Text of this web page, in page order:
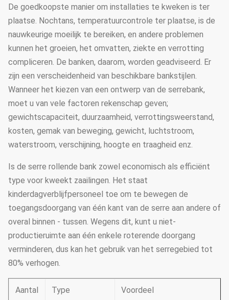
De goedkoopste manier om installaties te kweken is ter
plaatse. Nochtans, temperatuurcontrole ter plaatse, is de
nauwkeurige moeilijk te bereiken, en andere problemen
kunnen het groeien, het omvatten, ziekte en verrotting
compliceren. De banken, daarom, worden geadviseerd. Er
zijn een verscheidenheid van beschikbare bankstijlen.
Wanneer het kiezen van een ontwerp van de serrebank,
moet u van vele factoren rekenschap geven;
gewichtscapaciteit, duurzaamheid, verrottingsweerstand,
kosten, gemak van beweging, gewicht, luchtstroom,
waterstroom, verschijning, hoogte en traagheid enz.
Is de serre rollende bank zowel economisch als efficiënt
type voor kweekt zaailingen. Het staat
kinderdagverblijfpersoneel toe om te bewegen de
toegangsdoorgang van één kant van de serre aan andere of
overal binnen - tussen. Wegens dit, kunt u niet-
productieruimte aan één enkele roterende doorgang
verminderen, dus kan het gebruik van het serregebied tot
80% verhogen.
Aantal Type Voordeel